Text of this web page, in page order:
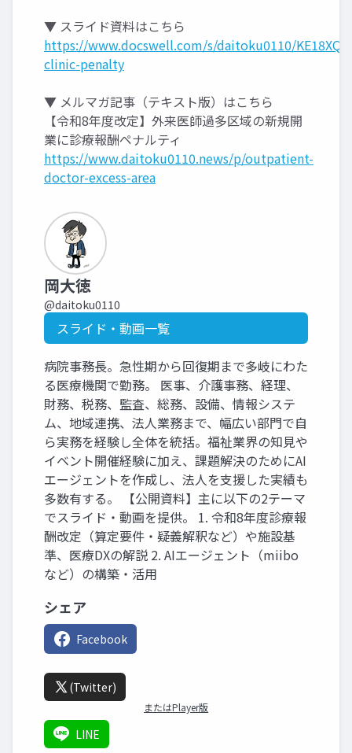
▼ スライド資料はこちら
https://www.docswell.com/s/daitoku0110/KE18XQ-
clinic-penalty
▼ メルマガ記事（テキスト版）はこちら
【令和8年度改定】外来医師過多区域の新規開
業に診療報酬ペナルティ
https://www.daitoku0110.news/p/outpatient-
doctor-excess-area
岡大徳
@daitoku0110
スライド・動画一覧
病院事務長。急性期から回復期まで多岐にわた
る医療機関で勤務。 医事、介護事務、経理、
財務、税務、監査、総務、設備、情報システ
ム、地域連携、法人業務まで、幅広い部門で自
ら実務を経験し全体を統括。福祉業界の知見や
イベント開催経験に加え、課題解決のためにAI
エージェントを作成し、法人を支援した実績も
多数有する。 【公開資料】主に以下の2テーマ
でスライド・動画を提供。 1. 令和8年度診療報
酬改定（算定要件・疑義解釈など）や施設基
準、医療DXの解説 2. AIエージェント（miibo
など）の構築・活用
シェア
Facebook
(Twitter)
またはPlayer版
LINE